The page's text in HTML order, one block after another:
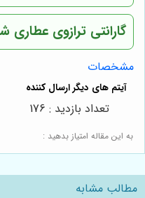
گارانتی ترازوی
مشخصات
به این مقاله امتیاز بدهید :
تعداد بازدید : 176
مطالب مشابه